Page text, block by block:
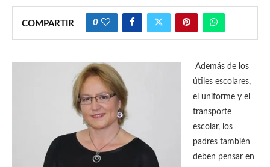
COMPARTIR 0
Además de los
útiles escolares,
el uniforme y el
transporte
escolar, los
padres también
deben pensar en